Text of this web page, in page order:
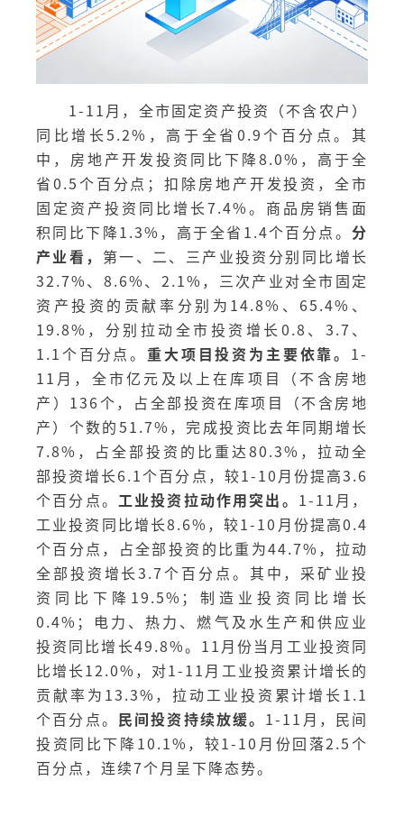
1-11月，全市固定资产投资（不含农户）
同比增长5.2%，高于全省0.9个百分点。其
中，房地产开发投资同比下降8.0%，高于全
省0.5个百分点；扣除房地产开发投资，全市
固定资产投资同比增长7.4%。商品房销售面
积同比下降1.3%，高于全省1.4个百分点。 分
产业看， 第一、二、三产业投资分别同比增长
32.7%、8.6%、2.1%，三次产业对全市固定
资产投资的贡献率分别为14.8%、65.4%、
19.8%，分别拉动全市投资增长0.8、3.7、
1.1个百分点。 重大项目投资为主要依靠。 1-
11月，全市亿元及以上在库项目（不含房地
产）136个，占全部投资在库项目（不含房地
产）个数的51.7%，完成投资比去年同期增长
7.8%，占全部投资的比重达80.3%，拉动全
部投资增长6.1个百分点，较1-10月份提高3.6
个百分点。 工业投资拉动作用突出。 1-11月，
工业投资同比增长8.6%，较1-10月份提高0.4
个百分点，占全部投资的比重为44.7%，拉动
全部投资增长3.7个百分点。其中，采矿业投
资同比下降19.5%；制造业投资同比增长
0.4%；电力、热力、燃气及水生产和供应业
投资同比增长49.8%。11月份当月工业投资同
比增长12.0%，对1-11月工业投资累计增长的
贡献率为13.3%，拉动工业投资累计增长1.1
个百分点。 民间投资持续放缓。 1-11月，民间
投资同比下降10.1%，较1-10月份回落2.5个
百分点，连续7个月呈下降态势。